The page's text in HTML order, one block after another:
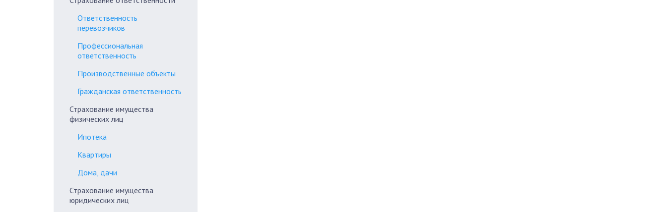
Ответственность
перевозчиков
Профессиональная
ответственность
Производственные объекты
Гражданская ответственность
Страхование имущества
физических лиц
Ипотека
Квартиры
Дома, дачи
Страхование имущества
юридических лиц